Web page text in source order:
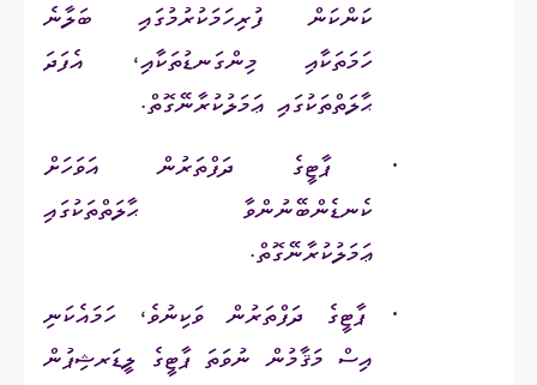
ކަންކަން ފުރިހަމަކުރުމުގައި ބަލާނެ
ހަމަތަކާއި މިންގަނޑުތަކާއި، އެފަދަ
ޙާލަތްތަކުގައި ޢަމަލުކުރާނޭގޮތް.
·ޕާޓީގެ ދަފްތަރުން އަވަހަށް
ކެނޑެންބޭނުންވާ ޙާލަތްތަކުގައި
ޢަމަލުކުރާނޭގޮތް.
·ޕާޓީގެ ދަފްތަރުން ވަކިނުވެ، ހަމައެކަނި
އިސް މަޤާމުން ނުވަތަ ޕާޓީގެ ލީޑަރޝިޕުން